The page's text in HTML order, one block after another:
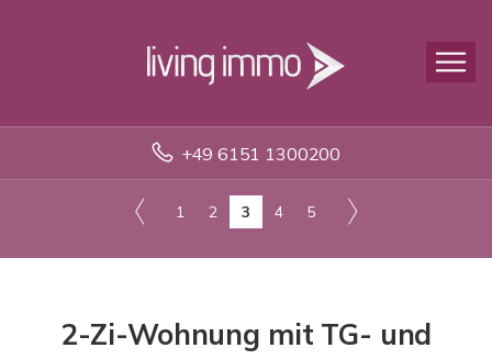
+49 6151 1300200
1 2 3 4 5
2-Zi-Wohnung mit TG- und